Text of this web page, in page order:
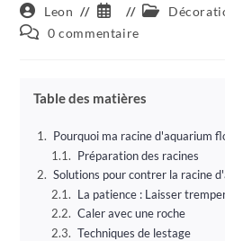
Auteur/autrice
de
Leon
Publication
publiée :
Post
Commentaires
0 commentaire
Table des matières
Pourquoi ma racine d'aquarium
Préparation des racines
Solutions pour contrer la racine
La patience : Laisser
Caler avec une roche
Techniques de lestage